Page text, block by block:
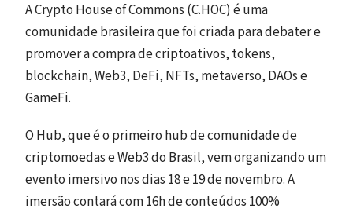
A Crypto House of Commons (C.HOC) é uma
comunidade brasileira que foi criada para debater e
promover a compra de criptoativos, tokens,
blockchain, Web3, DeFi, NFTs, metaverso, DAOs e
GameFi.
O Hub, que é o primeiro hub de comunidade de
criptomoedas e Web3 do Brasil, vem organizando um
evento imersivo nos dias 18 e 19 de novembro. A
imersão contará com 16h de conteúdos 100%